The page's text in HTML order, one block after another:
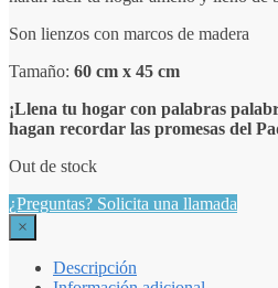
Son lienzos con marcos de madera
Tamaño: 60 cm x 45 cm
¡Llena tu hogar con palabras
hagan recordar las promesas del
Out de stock
¿Preguntas? Solicita una llamada
×
Descripción